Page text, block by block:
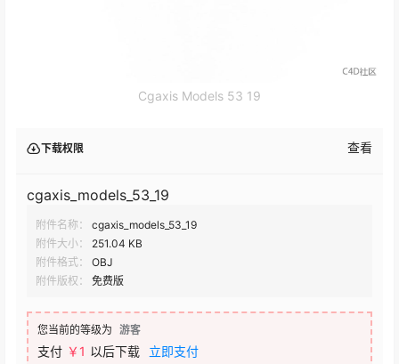
Cgaxis Models 53 19
下载权限 查看
cgaxis_models_53_19
附件名称：
cgaxis_models_53_19
附件大小：
251.04 KB
附件格式：
OBJ
附件版权：
免费版
您当前的等级为 游客
支付 ￥1 以后下载 立即支付